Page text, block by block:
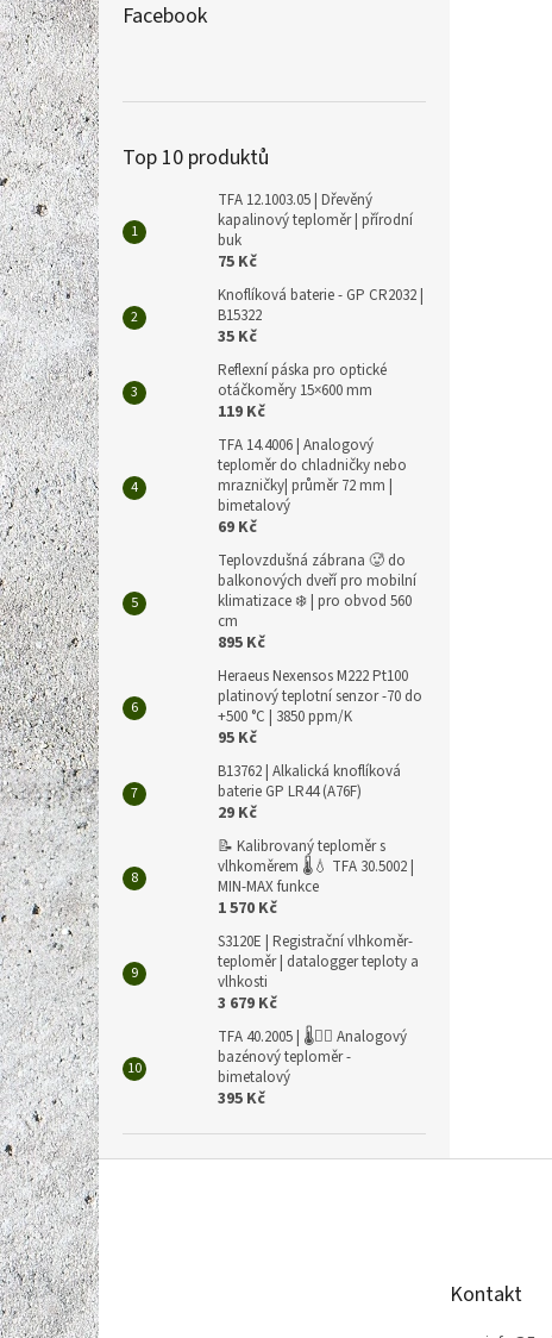
Facebook
Top 10 produktů
TFA 12.1003.05 | Dřevěný
kapalinový teploměr | přírodní
buk
75 Kč
Knoflíková baterie - GP CR2032 |
B15322
35 Kč
Reflexní páska pro optické
otáčkoměry 15×600 mm
119 Kč
TFA 14.4006 | Analogový
teploměr do chladničky nebo
mrazničky| průměr 72 mm |
bimetalový
69 Kč
Teplovzdušná zábrana 🥵 do
balkonových dveří pro mobilní
klimatizace ❄️ | pro obvod 560
cm
895 Kč
Heraeus Nexensos M222 Pt100
platinový teplotní senzor -70 do
+500 °C | 3850 ppm/K
95 Kč
B13762 | Alkalická knoflíková
baterie GP LR44 (A76F)
29 Kč
📝 Kalibrovaný teploměr s
vlhkoměrem 🌡️💧 TFA 30.5002 |
MIN-MAX funkce
1 570 Kč
S3120E | Registrační vlhkoměr-
teploměr | datalogger teploty a
vlhkosti
3 679 Kč
TFA 40.2005 | 🌡️🏊‍♀️ Analogový
bazénový teploměr -
bimetalový
395 Kč
Z
á
p
a
t
í Kontakt